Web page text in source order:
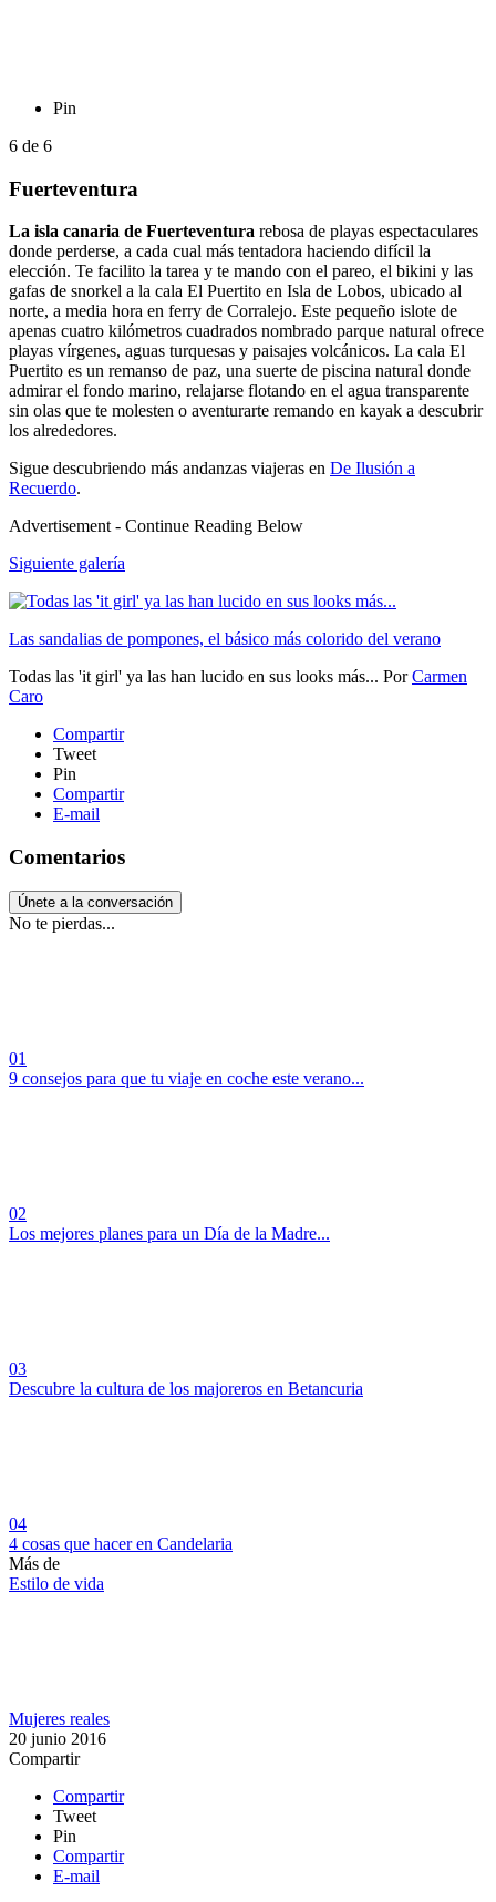
Pin
6 de 6
Fuerteventura
La isla canaria de Fuerteventura rebosa de playas espectaculares
donde perderse, a cada cual más tentadora haciendo difícil la
elección. Te facilito la tarea y te mando con el pareo, el bikini y las
gafas de snorkel a la cala El Puertito en Isla de Lobos, ubicado al
norte, a media hora en ferry de Corralejo. Este pequeño islote de
apenas cuatro kilómetros cuadrados nombrado parque natural ofrece
playas vírgenes, aguas turquesas y paisajes volcánicos. La cala El
Puertito es un remanso de paz, una suerte de piscina natural donde
admirar el fondo marino, relajarse flotando en el agua transparente
sin olas que te molesten o aventurarte remando en kayak a descubrir
los alrededores.
Sigue descubriendo más andanzas viajeras en De Ilusión a
Recuerdo.
Advertisement - Continue Reading Below
Siguiente galería
Las sandalias de pompones, el básico más colorido del verano
Todas las 'it girl' ya las han lucido en sus looks más... PorCarmen
Caro
Compartir
Tweet
Pin
Compartir
E-mail
Comentarios
Únete a la conversación
No te pierdas...
01
9 consejos para que tu viaje en coche este verano...
02
Los mejores planes para un Día de la Madre...
03
Descubre la cultura de los majoreros en Betancuria
04
​4 cosas que hacer en Candelaria
Más de
Estilo de vida
Mujeres reales
20 junio 2016
Compartir
Compartir
Tweet
Pin
Compartir
E-mail